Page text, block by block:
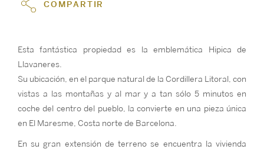
COMPARTIR
Esta fantástica propiedad es la emblemática Hipica de
Llavaneres.
Su ubicación, en el parque natural de la Cordillera Litoral, con
vistas a las montañas y al mar y a tan sólo 5 minutos en
coche del centro del pueblo, la convierte en una pieza única
en El Maresme, Costa norte de Barcelona.
En su gran extensión de terreno se encuentra la vivienda